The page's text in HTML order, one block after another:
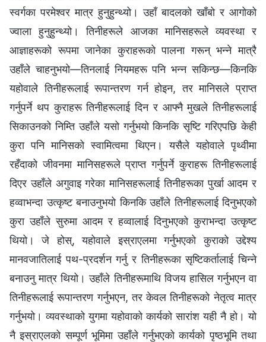
स्वर्गका परमेश्‍वर मात्र हुनुहुन्थ्यो। उहाँ बादलको खाँबो र आगोको
ज्वाला हुनुहुन्थ्यो। तिनीहरूले आजका मानिसहरूले व्यवस्था र
आज्ञाहरूको रूपमा जानेका कुराहरूको पालना गरून् भन्‍ने मात्रै
उहाँले चाहनुभयो—तिनलाई नियमहरू पनि भन्‍न सकिन्छ—किनकि
यहोवाले तिनीहरूलाई रूपान्तरण गर्न होइन, तर मानिसले प्राप्त
गर्नुपर्ने थप कुराहरू तिनीहरूलाई दिन र आफ्नै मुखले तिनीहरूलाई
सिकाउनको निम्ति उहाँले यसो गर्नुभयो किनकि सृष्टि गरिएपछि केही
कुरा पनि मानिसको स्वामित्वमा थिएन। यसैले यहोवाले पृथ्वीमा
रहँदाको जीवनमा मानिसहरूले प्राप्त गर्नुपर्ने कुराहरू तिनीहरूलाई
दिएर उहाँले अगुवाइ गरेका मानिसहरूलाई तिनीहरूका पुर्खा आदम र
हव्‍वाभन्दा उत्कृष्ट बनाउनुभयो किनकि उहाँले तिनीहरूलाई दिनुभएको
कुरा उहाँले सुरुमा आदम र हव्‍वालाई दिनुभएको कुराभन्दा उत्कृष्ट
थियो। जे होस्, यहोवाले इस्राएलमा गर्नुभएको कुराको उद्देश्य
मानवजातिलाई पथ-प्रदर्शन गर्नु र तिनीहरूका सृष्टिकर्तालाई चिन्‍ने
बनाउनु मात्र थियो। उहाँले तिनीहरूमाथि विजय हासिल गर्नुभएन वा
तिनीहरूलाई रूपान्तरण गर्नुभएन, तर केवल तिनीहरूको नेतृत्व मात्र
गर्नुभयो। व्यवस्थाको युगमा यहोवाको कार्यको सारांश यही नै हो। यो
नै इस्राएलको सम्पूर्ण भूमिमा उहाँले गर्नुभएको कार्यको पृष्ठभूमि तथा